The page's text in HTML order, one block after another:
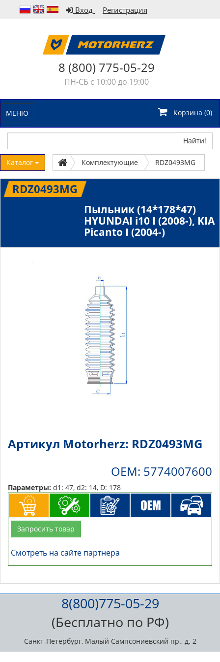
Вход Регистрация
8 (800) 775-05-29
ПН-СБ с 10:00 до 19:00
МЕНЮ Корзина (0)
Найти!
Каталог Комплектующие RDZ0493MG
RDZ0493MG
Пыльник (14*178*47)
HYUNDAI i10 I (2008-), KIA
Picanto I (2004-)
Артикул Motorherz: RDZ0493MG
OEM: 5774007600
Параметры: d1: 47, d2: 14, D: 178
Запросить товар
Смотреть на сайте партнера
8(800)775-05-29
(Бесплатно по РФ)
Санкт-Петербург, Малый Сампсониевский пр., д. 2